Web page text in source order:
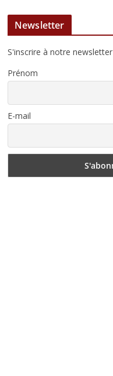
Newsletter
S'inscrire à notre newsletter
Prénom
E-mail